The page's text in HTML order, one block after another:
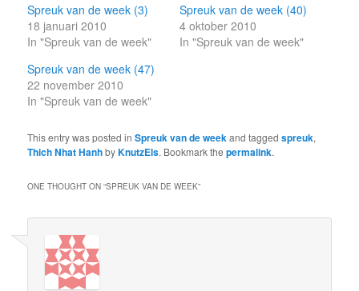
Spreuk van de week (3)
18 januari 2010
In "Spreuk van de week"
Spreuk van de week (40)
4 oktober 2010
In "Spreuk van de week"
Spreuk van de week (47)
22 november 2010
In "Spreuk van de week"
This entry was posted inSpreuk van de weekand taggedspreuk,
Thich Nhat HanhbyKnutzEls. Bookmark thepermalink.
ONE THOUGHT ON “SPREUK VAN DE WEEK”